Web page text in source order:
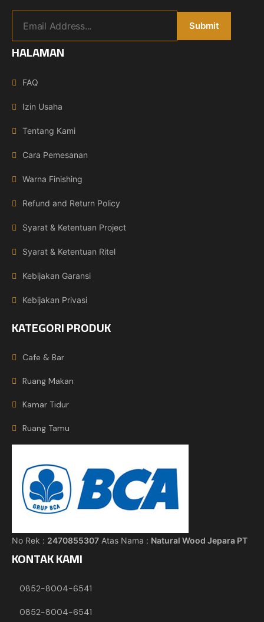
HALAMAN
FAQ
Izin Usaha
Tentang Kami
Cara Pemesanan
Warna Finishing
Refund and Return Policy
Syarat & Ketentuan Project
Syarat & Ketentuan Ritel
Kebijakan Garansi
Kebijakan Privasi
KATEGORI PRODUK
Cafe & Bar
Ruang Makan
Kamar Tidur
Ruang Tamu
No Rek : 2470855307 Atas Nama : Natural Wood Jepara PT
KONTAK KAMI
0852-8004-6541
0852-8004-6541